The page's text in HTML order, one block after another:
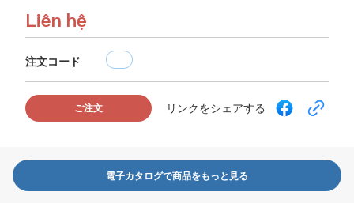
Liên hệ
注文コード
ご注文 リンクをシェアする
電子カタログで商品をもっと見る